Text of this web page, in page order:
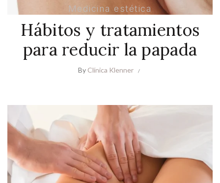
Medicina estética
Hábitos y tratamientos
para reducir la papada
By Clínica Klenner